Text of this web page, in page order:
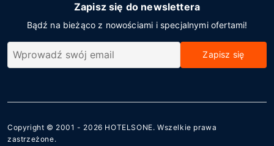
Zapisz się do newslettera
Bądź na bieżąco z nowościami i specjalnymi ofertami!
Zapisz się
Copyright © 2001 - 2026 HOTELSONE. Wszelkie prawa
zastrzeżone.